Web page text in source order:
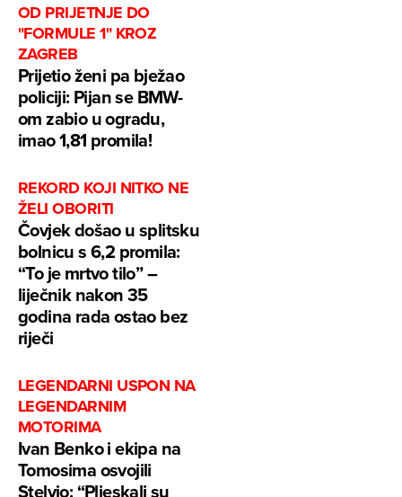
OD PRIJETNJE DO
"FORMULE 1" KROZ
ZAGREB
Prijetio ženi pa bježao
policiji: Pijan se BMW-
om zabio u ogradu,
imao 1,81 promila!
REKORD KOJI NITKO NE
ŽELI OBORITI
Čovjek došao u splitsku
bolnicu s 6,2 promila:
“To je mrtvo tilo” –
liječnik nakon 35
godina rada ostao bez
riječi
LEGENDARNI USPON NA
LEGENDARNIM
MOTORIMA
Ivan Benko i ekipa na
Tomosima osvojili
Stelvio: “Pljeskali su